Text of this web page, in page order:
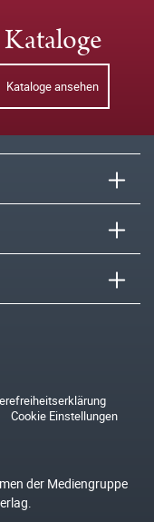
Kataloge
Kataloge ansehen
Cookie Einstellungen
der Mediengruppe